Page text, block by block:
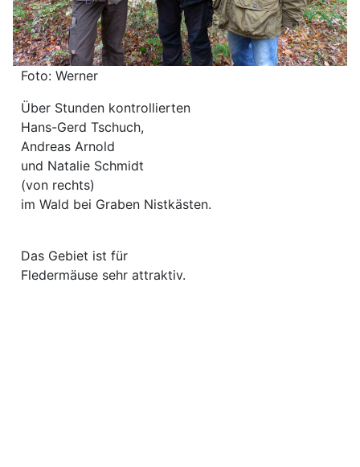
Foto: Werner
Über Stunden kontrollierten
Hans-Gerd Tschuch,
Andreas Arnold
und Natalie Schmidt
(von rechts)
im Wald bei Graben Nistkästen.
Das Gebiet ist für
Fledermäuse sehr attraktiv.